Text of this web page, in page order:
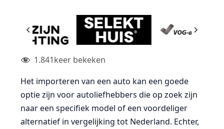
1.841keer bekeken
Het importeren van een auto kan een goede
optie zijn voor autoliefhebbers die op zoek zijn
naar een specifiek model of een voordeliger
alternatief in vergelijking tot Nederland. Echter,